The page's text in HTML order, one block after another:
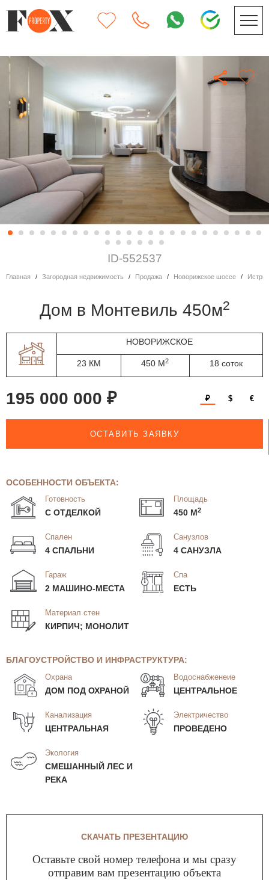
ID-552537
Главная Загородная недвижимость Продажа Новорижское шоссе
дом в Монтевиль 450м2
НОВОРИЖСКОЕ
23 КМ 450 М2 18 соток
195 000 000 ₽ ₽ $ €
ОСТАВИТЬ ЗАЯВКУ
ОСОБЕННОСТИ ОБЪЕКТА:
Готовность
С ОТДЕЛКОЙ
Площадь
450 М2
Спален
4 СПАЛЬНИ
Санузлов
4 САНУЗЛА
Гараж
2 МАШИНО-МЕСТА
Спа
ЕСТЬ
Материал стен
КИРПИЧ; МОНОЛИТ
БЛАГОУСТРОЙСТВО И ИНФРАСТРУКТУРА:
Охрана
ДОМ ПОД ОХРАНОЙ
Водоснабженеие
ЦЕНТРАЛЬНОЕ
Канализация
ЦЕНТРАЛЬНАЯ
Электричество
ПРОВЕДЕНО
Экология
СМЕШАННЫЙ ЛЕС И
РЕКА
СКАЧАТЬ ПРЕЗЕНТАЦИЮ
Оставьте свой номер телефона и мы сразу
отправим вам презентацию объекта